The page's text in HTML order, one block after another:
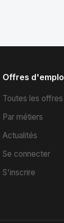
Offres
Toutes les offres
Par métiers
Actualités
Se connecter
S'inscrire